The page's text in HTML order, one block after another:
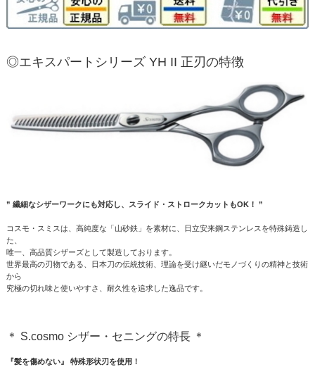
◎エキスパートシリーズ YH II 正刃の特徴
” 繊細なシザーワークにも対応し、スライド・ストロークカットもOK！ ”
コスモ・スミスは、高純度な「山砂鉄」を素材に、日立安来鋼ステンレスを特殊鋳造し
た、
唯一、高品質シザーズとして製造しております。
世界最高の刃物である、日本刀の伝統技術、理論を受け継いだモノづくりの精神と技術
から
究極の切れ味と使いやすさ、耐久性を追求した逸品です。
＊ S.cosmo シザー・セニングの特長 ＊
『髪を傷めない』 特殊形状刃を使用！